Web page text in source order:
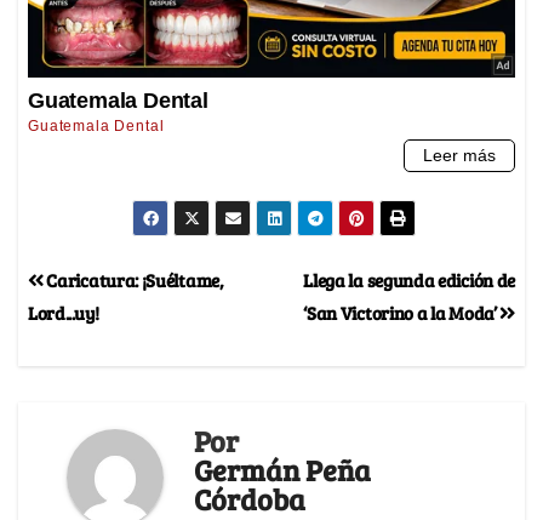
Llega la segunda edición de
‘San Victorino a la Moda’
Caricatura: ¡Suéltame,
Lord...uy!
Por
Germán Peña
Córdoba